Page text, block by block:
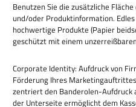
Benutzen Sie die zusätzliche
und/oder Produktinformation.
hochwertige Produkte (Papier
geschützt mit einem
Corporate Identity: Aufdruck von
Förderung Ihres
zentriert den Banderolen-Aufdruck
der Unterseite ermöglicht dem